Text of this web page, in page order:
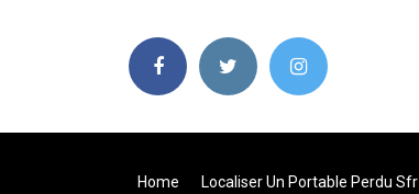
Home Localiser Un Portable Perdu Sfr